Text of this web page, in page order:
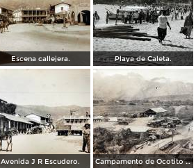
Escena callejera. Playa de Caleta.
Avenida J R Escudero. Campamento de Ocotito Carretera de Mexico-Acapulco.